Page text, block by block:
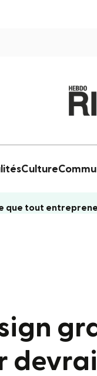
Culture
que tout